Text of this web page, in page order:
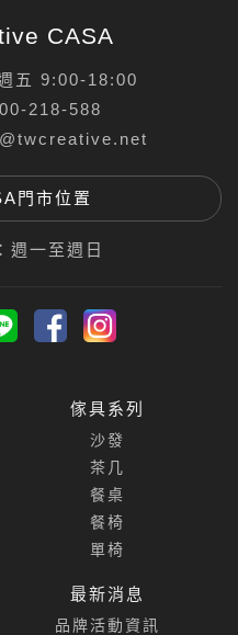
CASA
五 9:00-18:00
218-588
門市位置
週一至週日
傢具系列
沙發
茶几
餐桌
餐椅
單椅
最新消息
品牌活動資訊